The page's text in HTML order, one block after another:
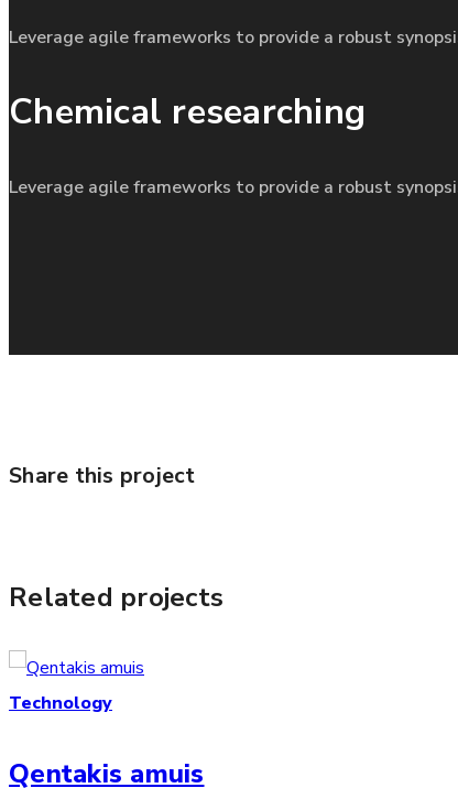
Leverage agile frameworks to provide a robust
Chemical researching
Leverage agile frameworks to provide a robust
Share this project
Related projects
Technology
Qentakis amuis